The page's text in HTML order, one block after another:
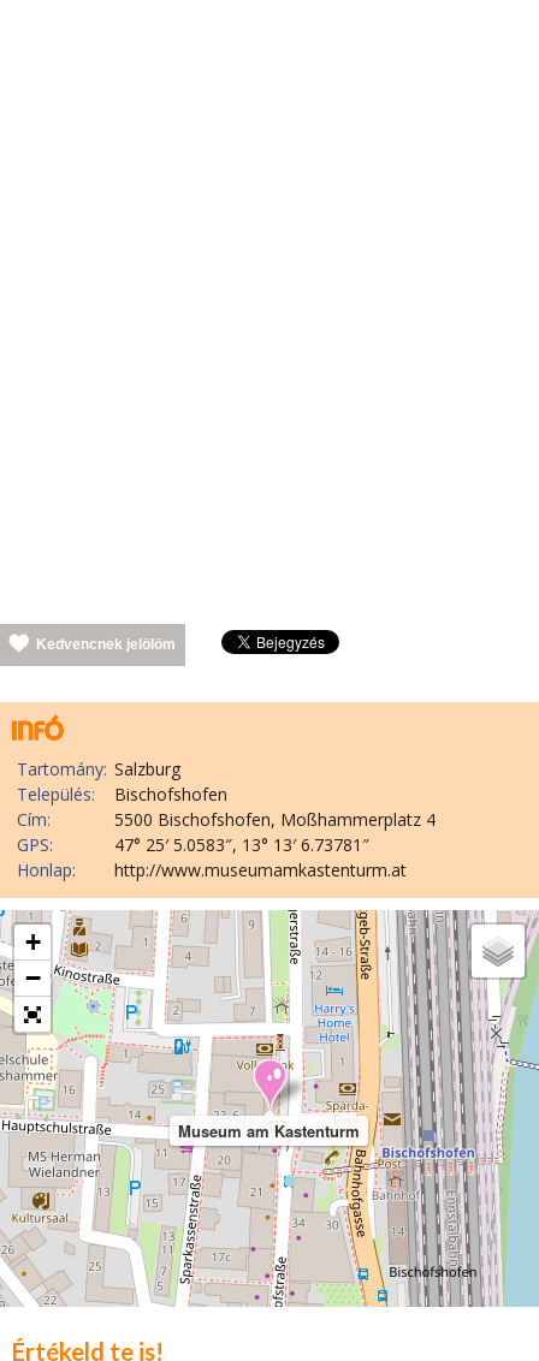
Kedvencnek jelölöm
Tartomány: Salzburg
Település:
Bischofshofen
Cím:
5500 Bischofshofen, Moßhammerplatz 4
GPS:
47° 25′ 5.0583″, 13° 13′ 6.73781″
Honlap:
http://www.museumamkastenturm.at
Museum am Kastenturm
+
−
Értékeld te is!